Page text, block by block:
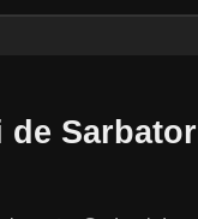
de